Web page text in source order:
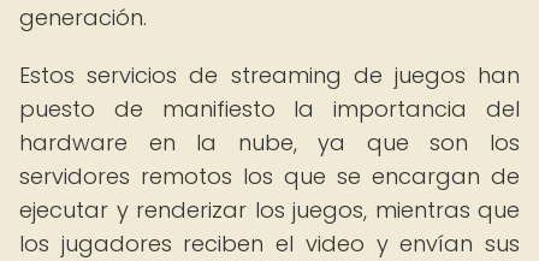
generación.
Estos servicios de streaming de juegos han
puesto de manifiesto la importancia del
hardware en la nube, ya que son los
servidores remotos los que se encargan de
ejecutar y renderizar los juegos, mientras que
los jugadores reciben el video y envían sus